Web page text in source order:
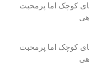
کوچک اما پرمحبت
کوچک اما پرمحبت